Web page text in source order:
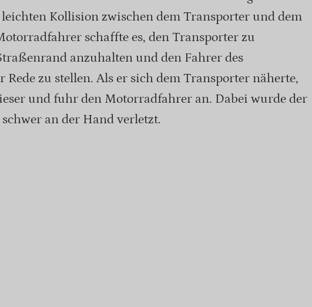
Kollision zwischen dem Transporter und dem
schaffte es, den Transporter zu
anzuhalten und den Fahrer des
Rede zu stellen. Als er sich dem Transporter näherte,
und fuhr den Motorradfahrer an. Dabei wurde der
an der Hand verletzt.